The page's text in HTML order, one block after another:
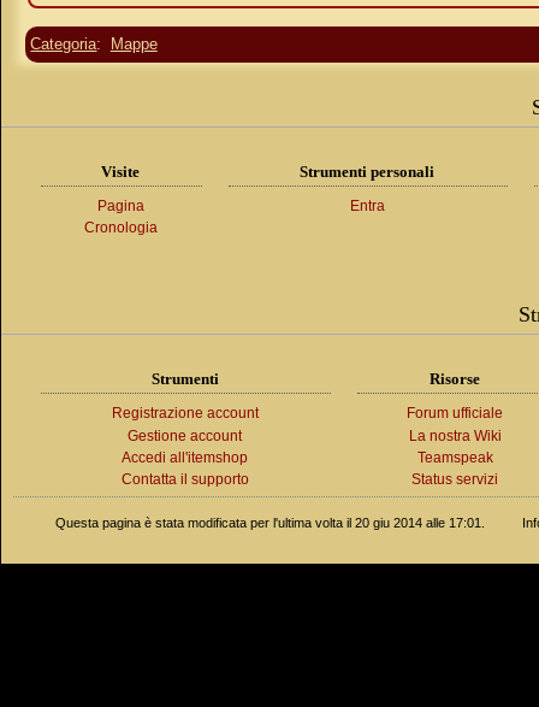
Categoria: Mappe
Visite
Pagina
Cronologia
Strumenti personali
Entra
Strumenti
Registrazione account
Gestione account
Accedi all'itemshop
Contatta il supporto
Risorse
Forum ufficiale
La nostra Wiki
Teamspeak
Status servizi
Questa pagina è stata modificata per l'ultima volta il 20 giu 2014 alle 17:01.